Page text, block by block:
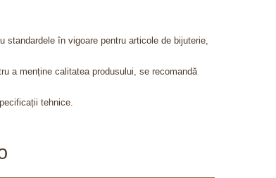
în vigoare pentru articole de bijuterie,
a menține calitatea produsului, se recomandă
tehnice.